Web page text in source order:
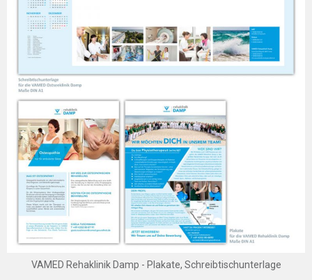
VAMED Rehaklinik Damp - Plakate, Schreibtischunterlage